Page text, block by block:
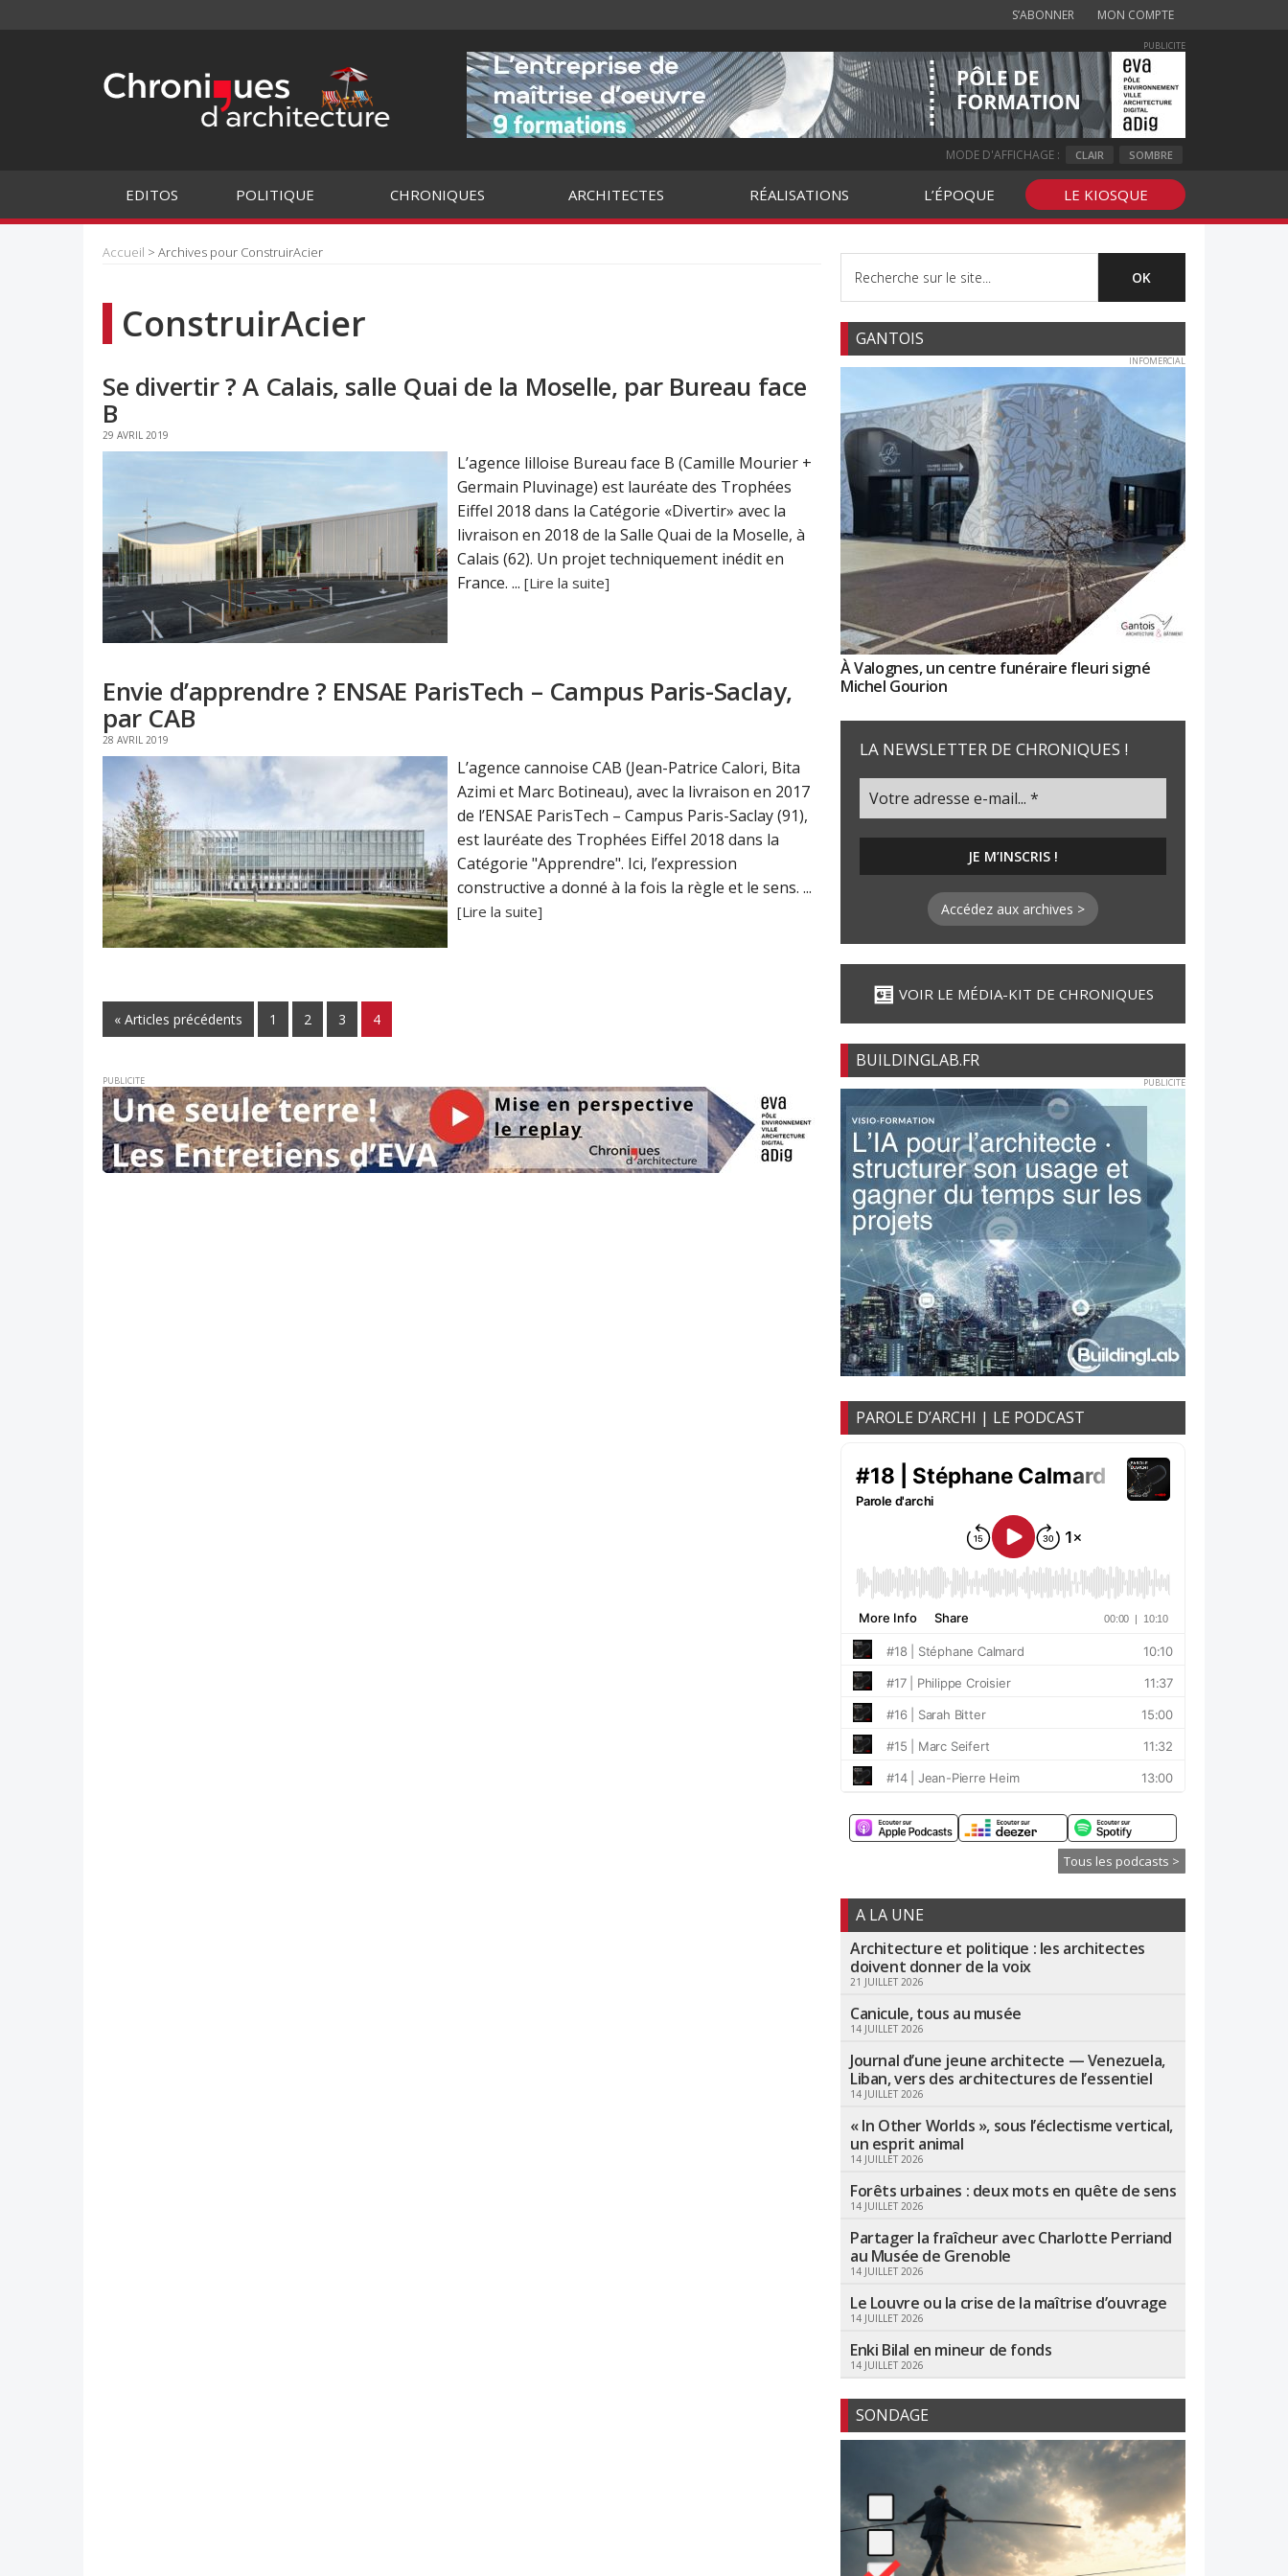
S’ABONNER MON COMPTE
PUBLICITE
MODE D'AFFICHAGE : CLAIR SOMBRE
EDITOS POLITIQUE CHRONIQUES ARCHITECTES RÉALISATIONS L’ÉPOQUE LE KIOSQUE
Accueil > Archives pour ConstruirAcier
ConstruirAcier
Se divertir ? A Calais, salle Quai de la Moselle, par Bureau face
B
29 AVRIL 2019
L’agence lilloise Bureau face B (Camille Mourier +
Germain Pluvinage) est lauréate des Trophées
Eiffel 2018 dans la Catégorie «Divertir» avec la
livraison en 2018 de la Salle Quai de la Moselle, à
Calais (62). Un projet techniquement inédit en
France. ... [Lire la suite]
Envie d’apprendre ? ENSAE ParisTech – Campus Paris-Saclay,
par CAB
28 AVRIL 2019
L’agence cannoise CAB (Jean-Patrice Calori, Bita
Azimi et Marc Botineau), avec la livraison en 2017
de l’ENSAE ParisTech – Campus Paris-Saclay (91),
est lauréate des Trophées Eiffel 2018 dans la
Catégorie "Apprendre". Ici, l’expression
constructive a donné à la fois la règle et le sens. ...
[Lire la suite]
« Articles précédents 1 2 3 4
PUBLICITE
GANTOIS
INFOMERCIAL
À Valognes, un centre funéraire fleuri signé
Michel Gourion
LA NEWSLETTER DE CHRONIQUES !
Accédez aux archives >
VOIR LE MÉDIA-KIT DE CHRONIQUES
BUILDINGLAB.FR
PUBLICITE
PAROLE D’ARCHI | LE PODCAST
Tous les podcasts >
A LA UNE
Architecture et politique : les architectes
doivent donner de la voix
21 JUILLET 2026
Canicule, tous au musée
14 JUILLET 2026
Journal d’une jeune architecte — Venezuela,
Liban, vers des architectures de l’essentiel
14 JUILLET 2026
« In Other Worlds », sous l’éclectisme vertical,
un esprit animal
14 JUILLET 2026
Forêts urbaines : deux mots en quête de sens
14 JUILLET 2026
Partager la fraîcheur avec Charlotte Perriand
au Musée de Grenoble
14 JUILLET 2026
Le Louvre ou la crise de la maîtrise d’ouvrage
14 JUILLET 2026
Enki Bilal en mineur de fonds
14 JUILLET 2026
SONDAGE